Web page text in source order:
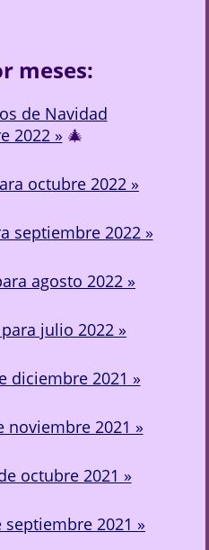
meses:
de Navidad
2022 »🎄
octubre 2022 »
septiembre 2022 »
agosto 2022 »
julio 2022 »
diciembre 2021 »
noviembre 2021 »
octubre 2021 »
2021 »